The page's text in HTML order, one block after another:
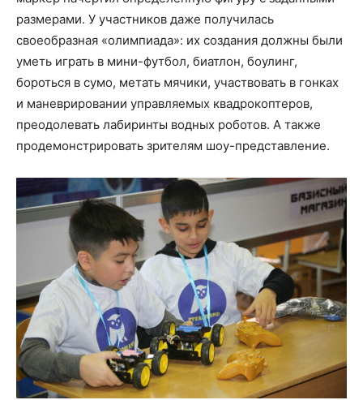
размерами. У участников даже получилась
своеобразная «олимпиада»: их создания должны были
уметь играть в мини-футбол, биатлон, боулинг,
бороться в сумо, метать мячики, участвовать в гонках
и маневрировании управляемых квадрокоптеров,
преодолевать лабиринты водных роботов. А также
продемонстрировать зрителям шоу-представление.